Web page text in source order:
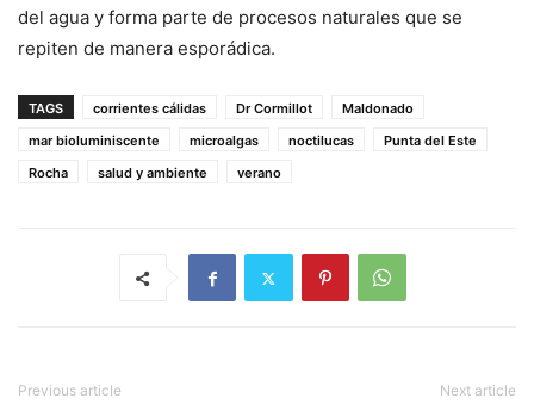
del agua y forma parte de procesos naturales que se
repiten de manera esporádica.
TAGS corrientes cálidas Dr Cormillot
Maldonado
mar bioluminiscente
microalgas noctilucas
Punta del Este
Rocha
salud y ambiente verano
Previous article Next article